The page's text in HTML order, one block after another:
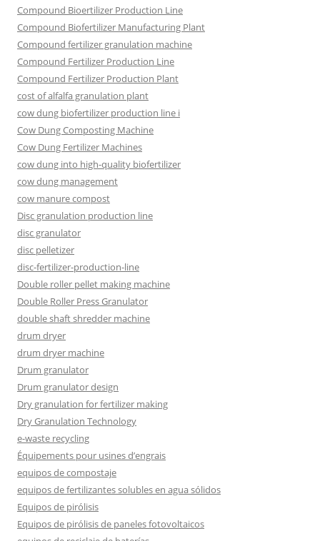
Compound Bioertilizer Production Line
Compound Biofertilizer Manufacturing Plant
Compound fertilizer granulation machine
Compound Fertilizer Production Line
Compound Fertilizer Production Plant
cost of alfalfa granulation plant
cow dung biofertilizer production line i
Cow Dung Composting Machine
Cow Dung Fertilizer Machines
cow dung into high-quality biofertilizer
cow dung management
cow manure compost
Disc granulation production line
disc granulator
disc pelletizer
disc-fertilizer-production-line
Double roller pellet making machine
Double Roller Press Granulator
double shaft shredder machine
drum dryer
drum dryer machine
Drum granulator
Drum granulator design
Dry granulation for fertilizer making
Dry Granulation Technology
e-waste recycling
Équipements pour usines d’engrais
equipos de compostaje
equipos de fertilizantes solubles en agua sólidos
Equipos de pirólisis
Equipos de pirólisis de paneles fotovoltaicos